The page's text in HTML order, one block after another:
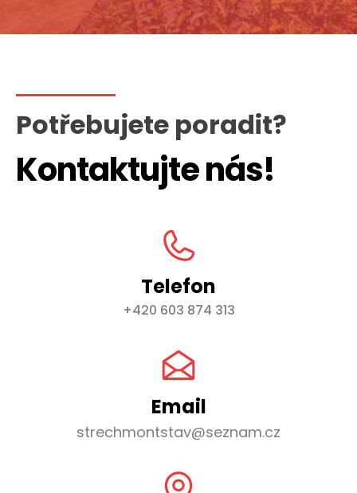
Potřebujete poradit?
Kontaktujte nás!
Telefon
+420 603 874 313
Email
strechmontstav@seznam.cz